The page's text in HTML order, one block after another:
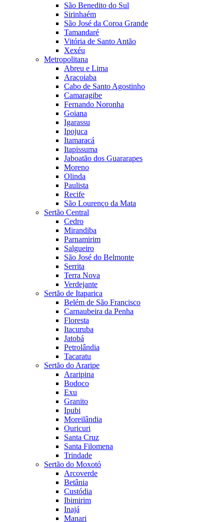
São Benedito do Sul
Sirinhaém
São José da Coroa Grande
Tamandaré
Vitória de Santo Antão
Xexéu
Metropolitana
Abreu e Lima
Araçoiaba
Cabo de Santo Agostinho
Camaragibe
Fernando Noronha
Goiana
Igarassu
Ipojuca
Itamaracá
Itapissuma
Jaboatão dos Guararapes
Moreno
Olinda
Paulista
Recife
São Lourenço da Mata
Sertão Central
Cedro
Mirandiba
Parnamirim
Salgueiro
São José do Belmonte
Serrita
Terra Nova
Verdejante
Sertão de Itaparica
Belém de São Francisco
Carnaubeira da Penha
Floresta
Itacuruba
Jatobá
Petrolândia
Tacaratu
Sertão do Araripe
Araripina
Bodoco
Exu
Granito
Ipubi
Moreilândia
Ouricuri
Santa Cruz
Santa Filomena
Trindade
Sertão do Moxotó
Arcoverde
Betânia
Custódia
Ibimirim
Inajá
Manari